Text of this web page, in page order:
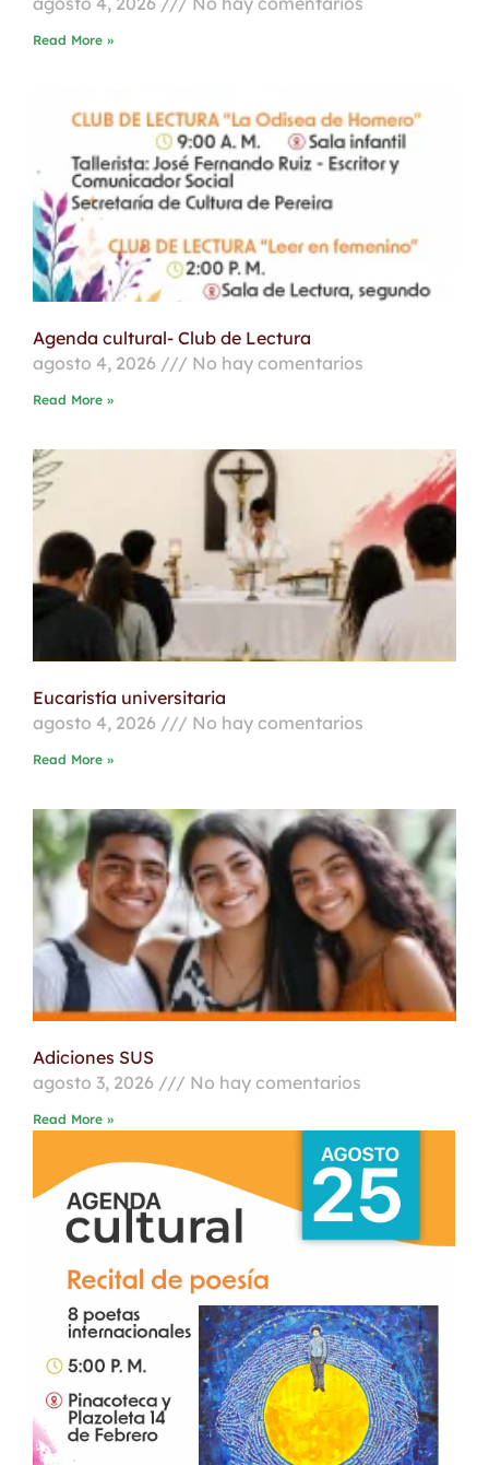
Read More »
Agenda cultural- Club de Lectura
agosto 4, 2026
No hay comentarios
Read More »
Eucaristía universitaria
agosto 4, 2026
No hay comentarios
Read More »
Adiciones SUS
agosto 3, 2026
No hay comentarios
Read More »